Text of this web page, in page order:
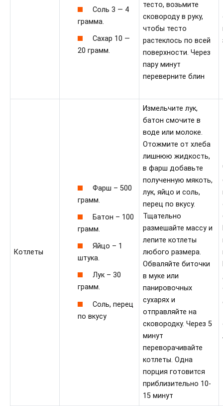
Соль 3 — 4
грамма.
Сахар 10 —
20 грамм.
тесто, возьмите
сковороду в руку,
чтобы тесто
растеклось по всей
поверхности. Через
пару минут
переверните блин
Котлеты
Фарш – 500
грамм.
Батон – 100
грамм.
Яйцо – 1
штука.
Лук – 30
грамм.
Соль, перец
по вкусу
Измельчите лук,
батон смочите в
воде или молоке.
Отожмите от хлеба
лишнюю жидкость,
в фарш добавьте
полученную мякоть,
лук, яйцо и соль,
перец по вкусу.
Тщательно
размешайте массу и
лепите котлеты
любого размера.
Обваляйте биточки
в муке или
панировочных
сухарях и
отправляйте на
сковородку. Через 5
минут
переворачивайте
котлеты. Одна
порция готовится
приблизительно 10-
15 минут